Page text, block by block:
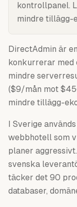
kontrollpanel.
mindre tillägg-
DirectAdmin är
konkurrerar med
mindre
($9/mån mot
mindre tillägg-
I Sverige
webbhotell som
planer
svenska
täcker det 90
databaser,